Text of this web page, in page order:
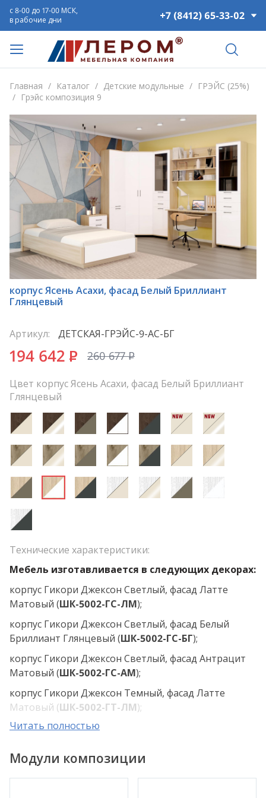
+7 (8412) 65-33-02
с 8-00 до 17-00 МСК,
в рабочие дни
Главная / Каталог / Детские модульные / ГРЭЙС (25%)
/ Грэйс композиция 9
*
корпус Ясень Асахи, фасад Белый Бриллиант
Глянцевый
Артикул: ДЕТСКАЯ-ГРЭЙС-9-АС-БГ
194 642 P 260 677P
Цвет корпус Ясень Асахи, фасад Белый Бриллиант
Глянцевый
Технические характеристики:
Мебель изготавливается в следующих декорах:
корпус Гикори Джексон Светлый, фасад Латте
Матовый (ШК-5002-ГС-ЛМ);
корпус Гикори Джексон Светлый, фасад Белый
Бриллиант Глянцевый (ШК-5002-ГС-БГ);
корпус Гикори Джексон Светлый, фасад Антрацит
Матовый (ШК-5002-ГС-АМ);
корпус Гикори Джексон Темный, фасад Латте
Матовый (ШК-5002-ГТ-ЛМ);
корпус Гикори Джексон Темный, фасад Белый
корпус Гикори Джексон Темный, фасад Антрацит
Матовый (ШК-5002-ГТ-АМ
);
Читать полностью
Модули композиции